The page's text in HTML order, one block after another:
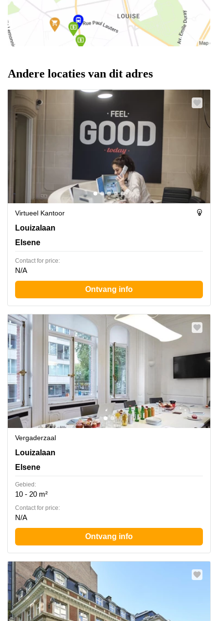
Andere locaties van dit adres
Virtueel Kantoor
Avenue Louise 367, Elsene
Louizalaan
Elsene
Contact for price:
N/A
Ontvang info
Vergaderzaal
Avenue Louise 367, Elsene
Louizalaan
Elsene
Gebied:
10 - 20 m²
Contact for price:
N/A
Ontvang info